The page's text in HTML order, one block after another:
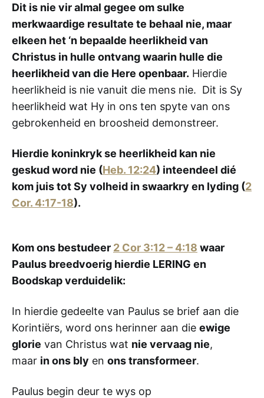
Dit is nie vir almal gegee om sulke
merkwaardige resultate te behaal nie, maar
elkeen het ‘n bepaalde heerlikheid van
Christus in hulle ontvang waarin hulle die
heerlikheid van die Here openbaar. Hierdie
heerlikheid is nie vanuit die mens nie. Dit is Sy
heerlikheid wat Hy in ons ten spyte van ons
gebrokenheid en broosheid demonstreer.
Hierdie koninkryk se heerlikheid kan nie
geskud word nie (Heb. 12:24) inteendeel dié
kom juis tot Sy volheid in swaarkry en lyding (2
Cor. 4:17-18).
Kom ons bestudeer 2 Cor 3:12 – 4:18 waar
Paulus breedvoerig hierdie LERING en
Boodskap verduidelik:
In hierdie gedeelte van Paulus se brief aan die
Korintiërs, word ons herinner aan die ewige
glorie van Christus wat nie vervaag nie,
maar in ons bly en ons transformeer.
Paulus begin deur te wys op